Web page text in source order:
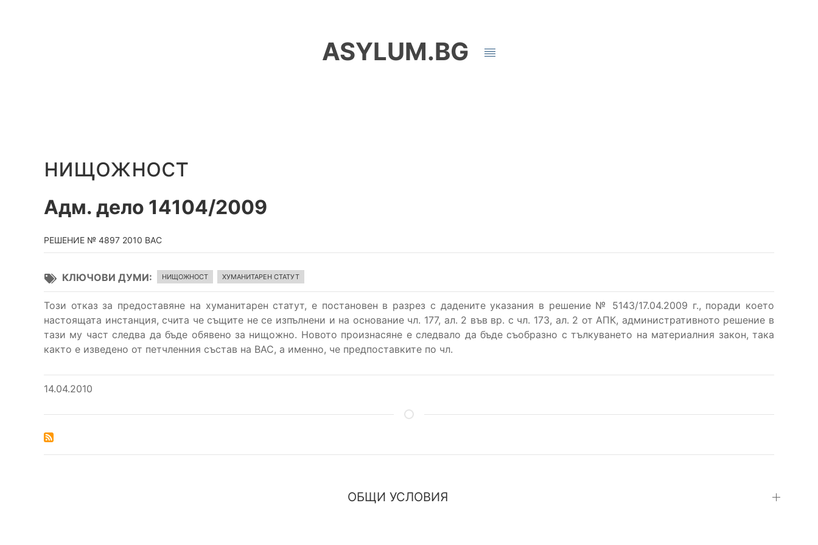
ASYLUM.BG
нищожност
Адм. дело 14104/2009
РЕШЕНИЕ № 4897 2010 ВАС
КЛЮЧОВИ ДУМИ НИЩОЖНОСТ ХУМАНИТАРЕН СТАТУТ
Този отказ за предоставяне на хуманитарен статут, е постановен в разрез с дадените указания в решение № 5143/17.04.2009 г., поради което
настоящата инстанция, счита че същите не се изпълнени и на основание чл. 177, ал. 2 във вр. с чл. 173, ал. 2 от АПК, административното решение в
тази му част следва да бъде обявено за нищожно. Новото произнасяне е следвало да бъде съобразно с тълкуването на материалния закон, така
както е изведено от петчленния състав на ВАС, а именно, че предпоставките по чл.
14.04.2010
ОБЩИ УСЛОВИЯ